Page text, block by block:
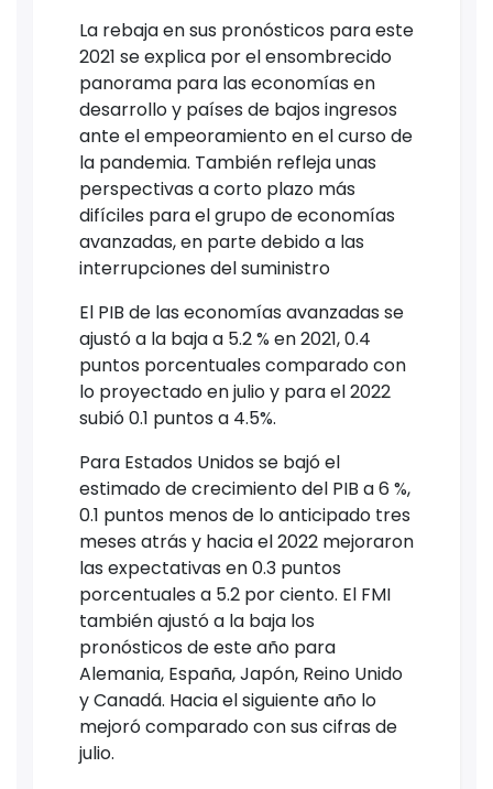
La rebaja en sus pronósticos para este
2021 se explica por el ensombrecido
panorama para las economías en
desarrollo y países de bajos ingresos
ante el empeoramiento en el curso de
la pandemia. También refleja unas
perspectivas a corto plazo más
difíciles para el grupo de economías
avanzadas, en parte debido a las
interrupciones del suministro
El PIB de las economías avanzadas se
ajustó a la baja a 5.2 % en 2021, 0.4
puntos porcentuales comparado con
lo proyectado en julio y para el 2022
subió 0.1 puntos a 4.5%.
Para Estados Unidos se bajó el
estimado de crecimiento del PIB a 6 %,
0.1 puntos menos de lo anticipado tres
meses atrás y hacia el 2022 mejoraron
las expectativas en 0.3 puntos
porcentuales a 5.2 por ciento. El FMI
también ajustó a la baja los
pronósticos de este año para
Alemania, España, Japón, Reino Unido
y Canadá. Hacia el siguiente año lo
mejoró comparado con sus cifras de
julio.